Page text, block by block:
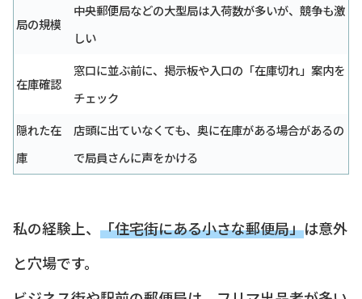
局の規模
中央郵便局などの大型局は入荷数が多いが、競争も激
しい
在庫確認
窓口に並ぶ前に、掲示板や入口の「在庫切れ」案内を
チェック
隠れた在
庫
店頭に出ていなくても、奥に在庫がある場合があるの
で局員さんに声をかける
私の経験上、 「住宅街にある小さな郵便局」は意外
と穴場です。